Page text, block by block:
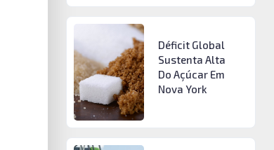
Déficit Global
Sustenta Alta
Do Açúcar Em
Nova York